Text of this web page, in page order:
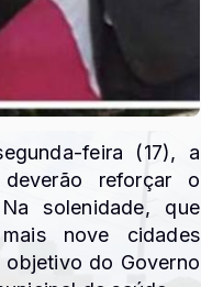
feira (17), a
reforçar o
solenidade, que
nove cidades
objetivo do Governo